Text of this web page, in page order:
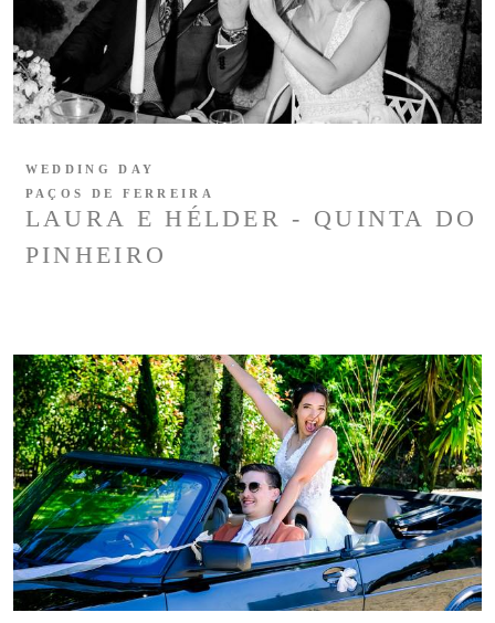
LAURA E HÉLDER - QUINTA DO
PINHEIRO
WEDDING DAY
PAÇOS DE FERREIRA